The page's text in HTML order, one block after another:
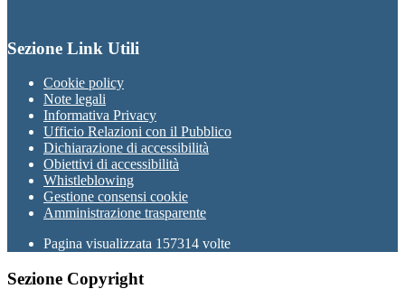
Sezione Link Utili
Cookie policy
Note legali
Informativa Privacy
Ufficio Relazioni con il Pubblico
Dichiarazione di accessibilità
Obiettivi di accessibilità
Whistleblowing
Gestione consensi cookie
Amministrazione trasparente
Pagina visualizzata 157314 volte
Sezione Copyright